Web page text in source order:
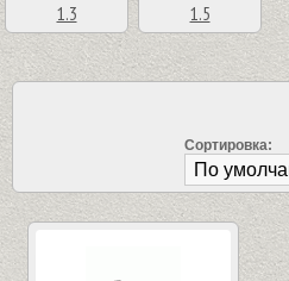
1.3 1.5
Сортировка: